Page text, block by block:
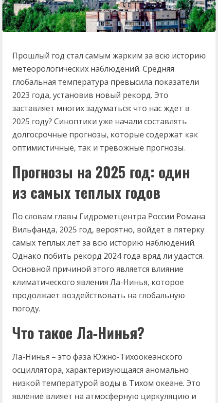
Прошлый год стал самым жарким за всю историю
метеорологических наблюдений. Средняя
глобальная температура превысила показатели
2023 года, установив новый рекорд. Это
заставляет многих задуматься: что нас ждет в
2025 году? Синоптики уже начали составлять
долгосрочные прогнозы, которые содержат как
оптимистичные, так и тревожные прогнозы.
Прогнозы на 2025 год: один
из самых теплых годов
По словам главы Гидрометцентра России Романа
Вильфанда, 2025 год, вероятно, войдет в пятерку
самых теплых лет за всю историю наблюдений.
Однако побить рекорд 2024 года вряд ли удастся.
Основной причиной этого является влияние
климатического явления Ла-Нинья, которое
продолжает воздействовать на глобальную
погоду.
Что такое Ла-Нинья?
Ла-Нинья – это фаза Южно-Тихоокеанского
осциллятора, характеризующаяся аномально
низкой температурой воды в Тихом океане. Это
явление влияет на атмосферную циркуляцию и